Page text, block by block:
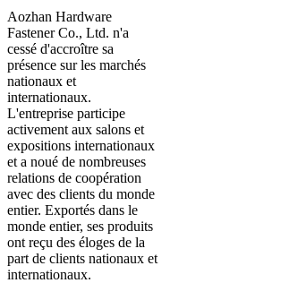
Aozhan Hardware
Fastener Co., Ltd. n'a
cessé d'accroître sa
présence sur les marchés
nationaux et
internationaux.
L'entreprise participe
activement aux salons et
expositions internationaux
et a noué de nombreuses
relations de coopération
avec des clients du monde
entier. Exportés dans le
monde entier, ses produits
ont reçu des éloges de la
part de clients nationaux et
internationaux.